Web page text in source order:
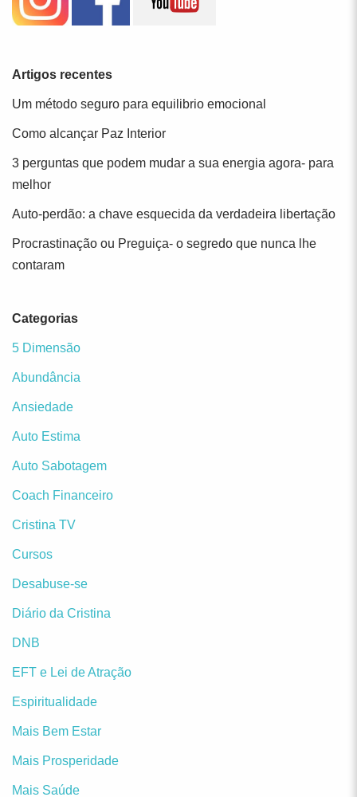
Artigos recentes
Um método seguro para equilibrio emocional
Como alcançar Paz Interior
3 perguntas que podem mudar a sua energia agora- para
melhor
Auto-perdão: a chave esquecida da verdadeira libertação
Procrastinação ou Preguiça- o segredo que nunca lhe
contaram
Categorias
5 Dimensão
Abundância
Ansiedade
Auto Estima
Auto Sabotagem
Coach Financeiro
Cristina TV
Cursos
Desabuse-se
Diário da Cristina
DNB
EFT e Lei de Atração
Espiritualidade
Mais Bem Estar
Mais Prosperidade
Mais Saúde